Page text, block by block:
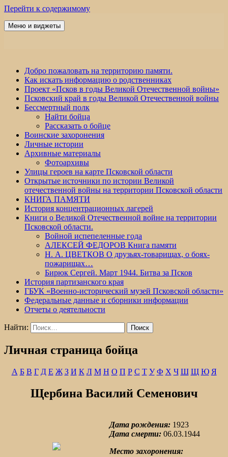
Перейти к содержимому
Победа 60
Меню и виджеты
Добро пожаловать на территорию памяти.
Как искать информацию о родственниках
Проект «Псков в годы Великой Отечественной войны»
Псковский край в годы Великой Отечественной войны
Бессмертный полк
Найти бойца
Рассказать о бойце
Воинские захоронения
Личные истории
Архивные материалы
Фотоархивы
Улицы героев на карте Псковской области
Открытые источники по истории Великой
отечественной войны на территории Псковской области
КНИГА ПАМЯТИ
История концентрационных лагерей
Книги о Великой Отечественной войне на территории
Псковской области.
Войной испепеленные года
АЛЕКСЕЙ ФЕДОРОВ Книга памяти
Н. А. ЦВЕТКОВ О друзьях-товарищах, о боях-
пожарищах…
Бирюк Сергей. Март 1944. Битва за Псков
История партизанского края
ГБУК «Военно-исторический музей Псковской области»
Федеральные данные и сборники информации
Отчеты о деятельности
Найти:
Личная страница бойца
А Б В Г Д Е Ж З И К Л М Н О П Р С Т У Ф Х Ч Ш Щ Ю Я
Щербина Василий Семенович
Дата рождения: 1923
Дата смерти: 06.03.1944
Место захоронения: